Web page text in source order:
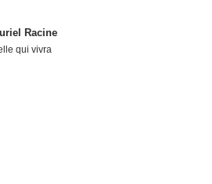
Racine
qui vivra